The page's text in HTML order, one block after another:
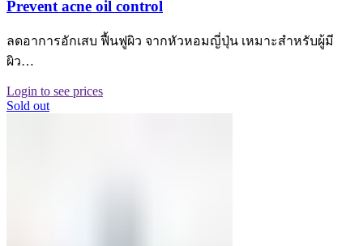
Prevent acne oil control
ลดอาการอักเสบ ฟื้นฟูผิว จากหัวหอมญี่ปุ่น เหมาะสำหรับผู้มี
ผิว…
Login to see prices
Sold out